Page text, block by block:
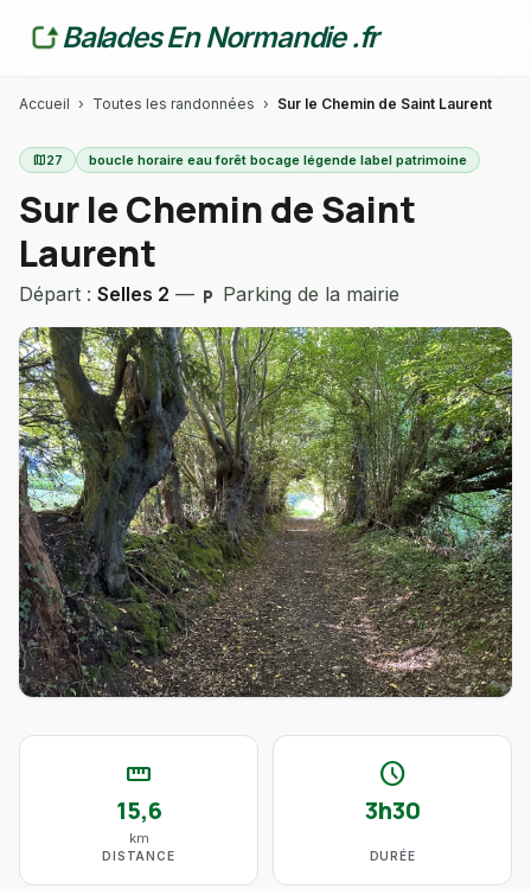
Balades En Normandie .fr
Accueil › Toutes les randonnées › Sur le Chemin de Saint Laurent
map27 boucle horaire eau forêt bocage légende label patrimoine
Sur le Chemin de Saint
Laurent
Départ : Selles 2 — local_parking Parking de la mairie
straighten
15,6
km
DISTANCE
schedule
3h30
DURÉE